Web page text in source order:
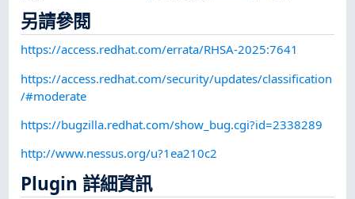
另請參閱
https://access.redhat.com/errata/RHSA-2025:7641
https://access.redhat.com/security/updates/classification
/#moderate
https://bugzilla.redhat.com/show_bug.cgi?id=2338289
http://www.nessus.org/u?1ea210c2
Plugin 詳細資訊